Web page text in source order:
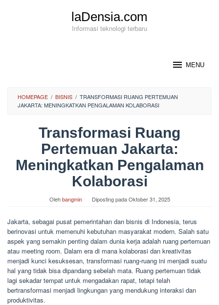
laDensia.com
Informasi teknologi terbaru
MENU
HOMEPAGE / BISNIS / TRANSFORMASI RUANG PERTEMUAN
JAKARTA: MENINGKATKAN PENGALAMAN KOLABORASI
Transformasi Ruang
Pertemuan Jakarta:
Meningkatkan Pengalaman
Kolaborasi
Olehbangmin Diposting padaOktober 31, 2025
Jakarta, sebagai pusat pemerintahan dan bisnis di Indonesia, terus
berinovasi untuk memenuhi kebutuhan masyarakat modern. Salah satu
aspek yang semakin penting dalam dunia kerja adalah ruang pertemuan
atau meeting room. Dalam era di mana kolaborasi dan kreativitas
menjadi kunci kesuksesan, transformasi ruang-ruang ini menjadi suatu
hal yang tidak bisa dipandang sebelah mata. Ruang pertemuan tidak
lagi sekadar tempat untuk mengadakan rapat, tetapi telah
bertransformasi menjadi lingkungan yang mendukung interaksi dan
produktivitas.